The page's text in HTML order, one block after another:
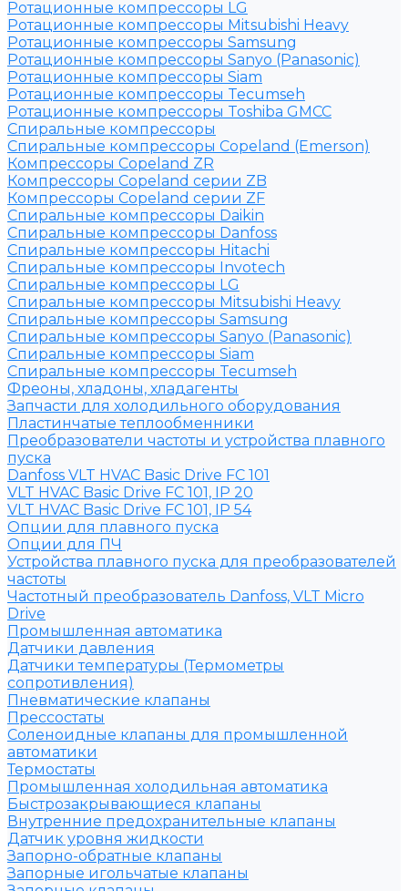
Ротационные компрессоры LG
Ротационные компрессоры Mitsubishi Heavy
Ротационные компрессоры Samsung
Ротационные компрессоры Sanyo (Panasonic)
Ротационные компрессоры Siam
Ротационные компрессоры Tecumseh
Ротационные компрессоры Toshiba GMCC
Спиральные компрессоры
Спиральные компрессоры Copeland (Emerson)
Компрессоры Copeland ZR
Компрессоры Copeland серии ZB
Компрессоры Copeland серии ZF
Спиральные компрессоры Daikin
Спиральные компрессоры Danfoss
Спиральные компрессоры Hitachi
Спиральные компрессоры Invotech
Спиральные компрессоры LG
Спиральные компрессоры Mitsubishi Heavy
Спиральные компрессоры Samsung
Спиральные компрессоры Sanyo (Panasonic)
Спиральные компрессоры Siam
Спиральные компрессоры Tecumseh
Фреоны, хладоны, хладагенты
Запчасти для холодильного оборудования
Пластинчатые теплообменники
Преобразователи частоты и устройства плавного
пуска
Danfoss VLT HVAC Basic Drive FC 101
VLT HVAC Basic Drive FC 101, IP 20
VLT HVAC Basic Drive FC 101, IP 54
Опции для плавного пуска
Опции для ПЧ
Устройства плавного пуска для преобразователей
частоты
Частотный преобразователь Danfoss, VLT Micro
Drive
Промышленная автоматика
Датчики давления
Датчики температуры (Термометры
сопротивления)
Пневматические клапаны
Прессостаты
Соленоидные клапаны для промышленной
автоматики
Термостаты
Промышленная холодильная автоматика
Быстрозакрывающиеся клапаны
Внутренние предохранительные клапаны
Датчик уровня жидкости
Запорно-обратные клапаны
Запорные игольчатые клапаны